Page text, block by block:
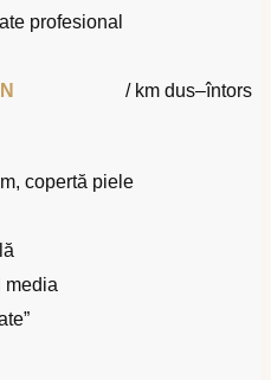
profesional
/ km dus–întors
copertă piele
media